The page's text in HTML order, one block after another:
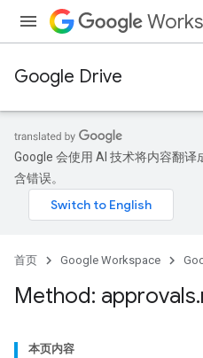
Google Drive
Google 会使用 AI 技术将内容翻
含错误。
首页 Google Workspace
Method: approvals.
本页内容